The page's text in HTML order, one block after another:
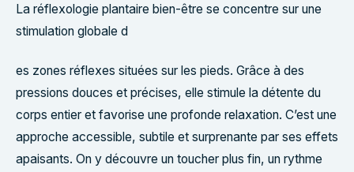
La réflexologie plantaire bien-être se concentre sur une
stimulation globale d
es zones réflexes situées sur les pieds. Grâce à des
pressions douces et précises, elle stimule la détente du
corps entier et favorise une profonde relaxation. C’est une
approche accessible, subtile et surprenante par ses effets
apaisants. On y découvre un toucher plus fin, un rythme